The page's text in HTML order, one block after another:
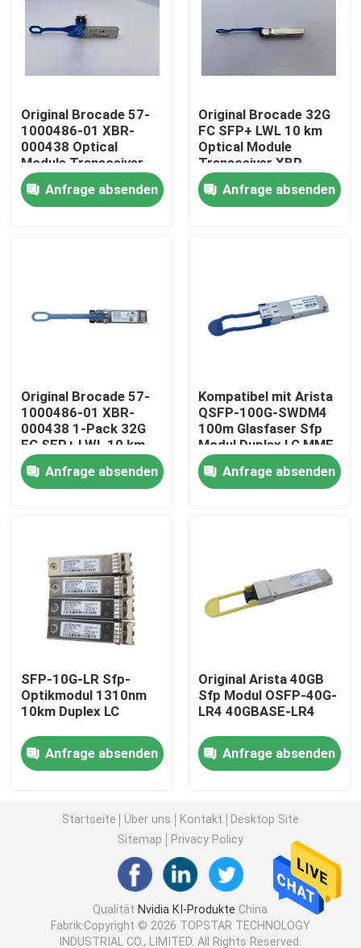
Haus
Produkte
Qualitätskontrolle
Nachrichten
Nvidia KI-Produkte
Modul 100G QSFP28
Modul 25G SFP28
Modul 10G SFP
Brocade FC SFP Modul
Brokat SAN-Schalter
Brokat HÜLSE Lizenz
Original Brocade 57-
1000486-01 XBR-
000438 Optical
Module Transceiver
32G FC SFP+ LWL 10
km 1-Pack
Glasfasertransceiver
Anfrage absenden
Original Brocade 32G
FC SFP+ LWL 10 km
Optical Module
Transceiver XBR-
000438 (1-Pack) für
Glasfasern Modell
FC64-48
Anfrage absenden
Original Brocade 57-
1000486-01 XBR-
000438 1-Pack 32G
FC SFP+ LWL 10 km
Optisches Modul
Transceiver für Fiber
Brocade FC64-48
Anfrage absenden
Kompatibel mit Arista
QSFP-100G-SWDM4
100m Glasfaser Sfp
Modul Duplex LC MMF
Anfrage absenden
SFP-10G-LR Sfp-
Optikmodul 1310nm
10km Duplex LC
Anfrage absenden
Original Arista 40GB
Sfp Modul OSFP-40G-
LR4 40GBASE-LR4
Anfrage absenden
Startseite Über uns Kontakt
Desktop Site
Sitemap
Privacy Policy
Qualität Nvidia KI-Produkte China
Fabrik.Copyright © 2026 TOPSTAR TECHNOLOGY
INDUSTRIAL CO., LIMITED. All Rights Reserved.